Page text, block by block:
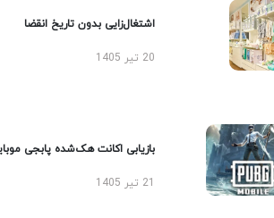
اشتغال‌زایی بدون تاریخ انقضا
20 تیر 1405
بازیابی اکانت هک‌شده پابجی موبایل